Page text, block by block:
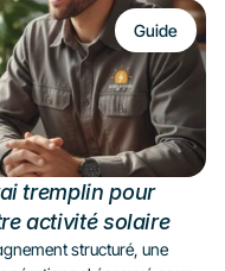
Guide
tremplin pour
activité solaire
structuré, une